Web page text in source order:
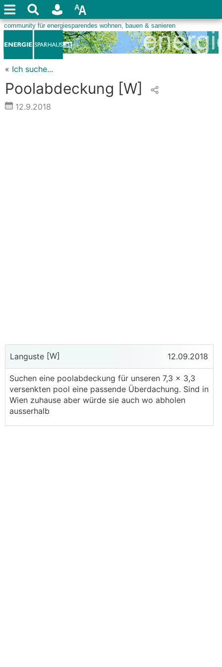
« Ich suche...
Poolabdeckung [W]
12.9.2018
Languste [W] 12.09.2018
Suchen eine poolabdeckung für unseren 7,3 x 3,3
versenkten pool eine passende Überdachung. Sind in
Wien zuhause aber würde sie auch wo abholen
ausserhalb